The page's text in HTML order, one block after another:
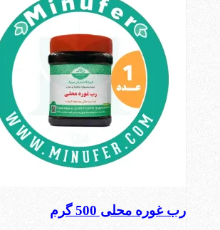
رب غوره محلی 500 گرم